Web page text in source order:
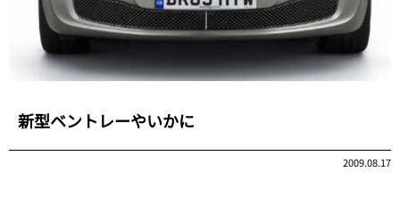
新型ベントレーやいかに
2009.08.17